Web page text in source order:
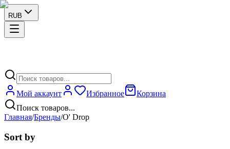
RUB
Мой аккаунт Избранное
Корзина
Поиск товаров...
Главная/Бренды/O' Drop
Sort by